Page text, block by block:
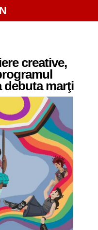
creative,
debuta marţi